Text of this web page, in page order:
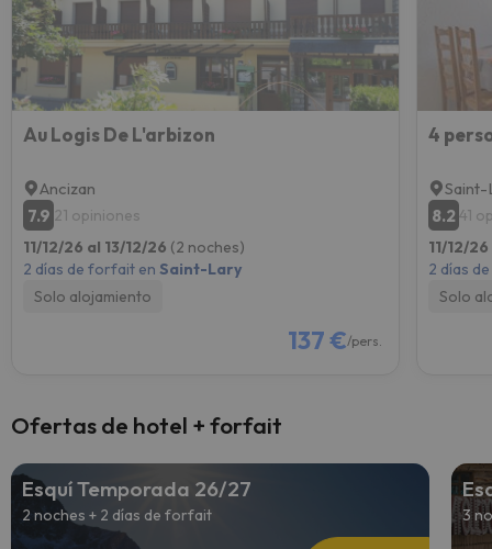
Au Logis De L'arbizon
Ancizan
7.9 21 opiniones
11/12/26 al 13/12/26 (2 noches)
2 días de forfait en Saint-Lary
Solo alojamiento
137 €/pers.
8.2 41
11/12/
2 días
Solo
Ofertas de hotel + forfait
Esquí Temporada 26/27
2 noches + 2 días de forfait 3